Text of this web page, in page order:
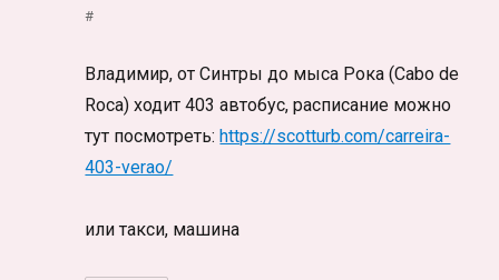
#
Владимир, от Синтры до мыса Рока (Cabo de
Roca) ходит 403 автобус, расписание можно
тут посмотреть: https://scotturb.com/carreira-
403-verao/
или такси, машина